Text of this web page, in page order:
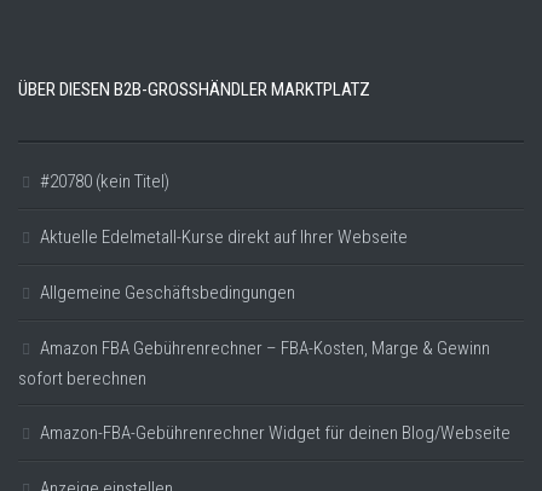
ÜBER DIESEN B2B-GROSSHÄNDLER MARKTPLATZ
#20780 (kein Titel)
Aktuelle Edelmetall-Kurse direkt auf Ihrer Webseite
Allgemeine Geschäftsbedingungen
Amazon FBA Gebührenrechner – FBA-Kosten, Marge & Gewinn
sofort berechnen
Amazon-FBA-Gebührenrechner Widget für deinen Blog/Webseite